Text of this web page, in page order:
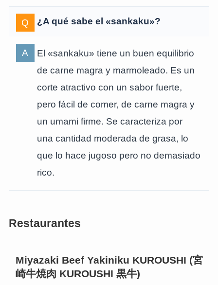
¿A qué sabe el «sankaku»?
El «sankaku» tiene un buen equilibrio
de carne magra y marmoleado. Es un
corte atractivo con un sabor fuerte,
pero fácil de comer, de carne magra y
un umami firme. Se caracteriza por
una cantidad moderada de grasa, lo
que lo hace jugoso pero no demasiado
rico.
Restaurantes
Miyazaki Beef Yakiniku KUROUSHI (宮
崎牛焼肉 KUROUSHI 黒牛)